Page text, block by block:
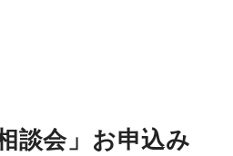
談会」お申込み